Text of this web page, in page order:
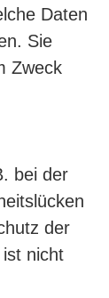
Daten
Sie
Zweck
bei der
der
nicht